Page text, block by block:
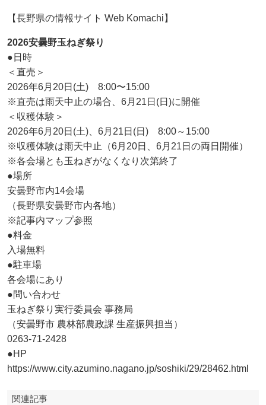
【長野県の情報サイト Web Komachi】
2026安曇野玉ねぎ祭り
●日時
＜直売＞
2026年6月20日(土) 8:00〜15:00
※直売は雨天中止の場合、6月21日(日)に開催
＜収穫体験＞
2026年6月20日(土)、6月21日(日) 8:00～15:00
※収穫体験は雨天中止（6月20日、6月21日の両日開催）
※各会場とも玉ねぎがなくなり次第終了
●場所
安曇野市内14会場
（長野県安曇野市内各地）
※記事内マップ参照
●料金
入場無料
●駐車場
各会場にあり
●問い合わせ
玉ねぎ祭り実行委員会 事務局
（安曇野市 農林部農政課 生産振興担当）
0263-71-2428
●HP
https://www.city.azumino.nagano.jp/soshiki/29/28462.html
関連記事